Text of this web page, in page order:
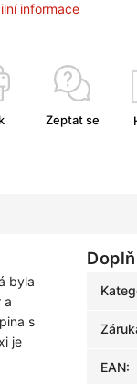
informace
Zeptat se
byla
a
s
je
EAN: